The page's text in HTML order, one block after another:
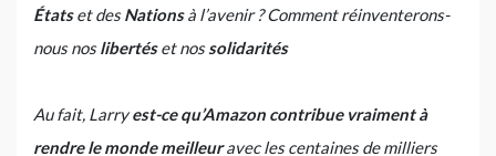
Étatset desNationsà l’avenir ? Comment réinventerons-
nous noslibertéset nossolidarités
Au fait, Larryest-ce qu’Amazon contribue vraiment à
rendre le monde meilleuravec les centaines de milliers